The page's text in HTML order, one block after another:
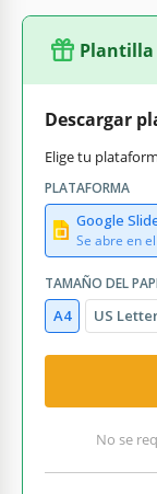
Descargar
Elige tu
PLATAFORMA
Google
Se abre en
TAMAÑO DEL
A4 US
No se